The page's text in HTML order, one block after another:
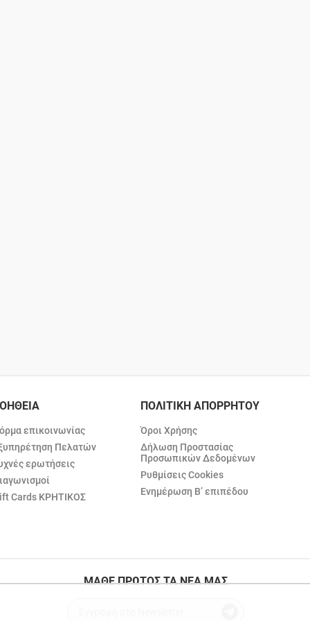
επικοινωνίας
Πελατών
ερωτήσεις
Cards ΚΡΗΤΙΚΟΣ
ΠΟΛΙΤΙΚΗ ΑΠΟΡΡΗΤΟΥ
Όροι Χρήσης
Δήλωση Προστασίας
Προσωπικών Δεδομένων
Ρυθμίσεις Cookies
Ενημέρωση Β’ επιπέδου
ΜΑΘΕ ΠΡΩΤΟΣ ΤΑ ΝΕΑ ΜΑΣ